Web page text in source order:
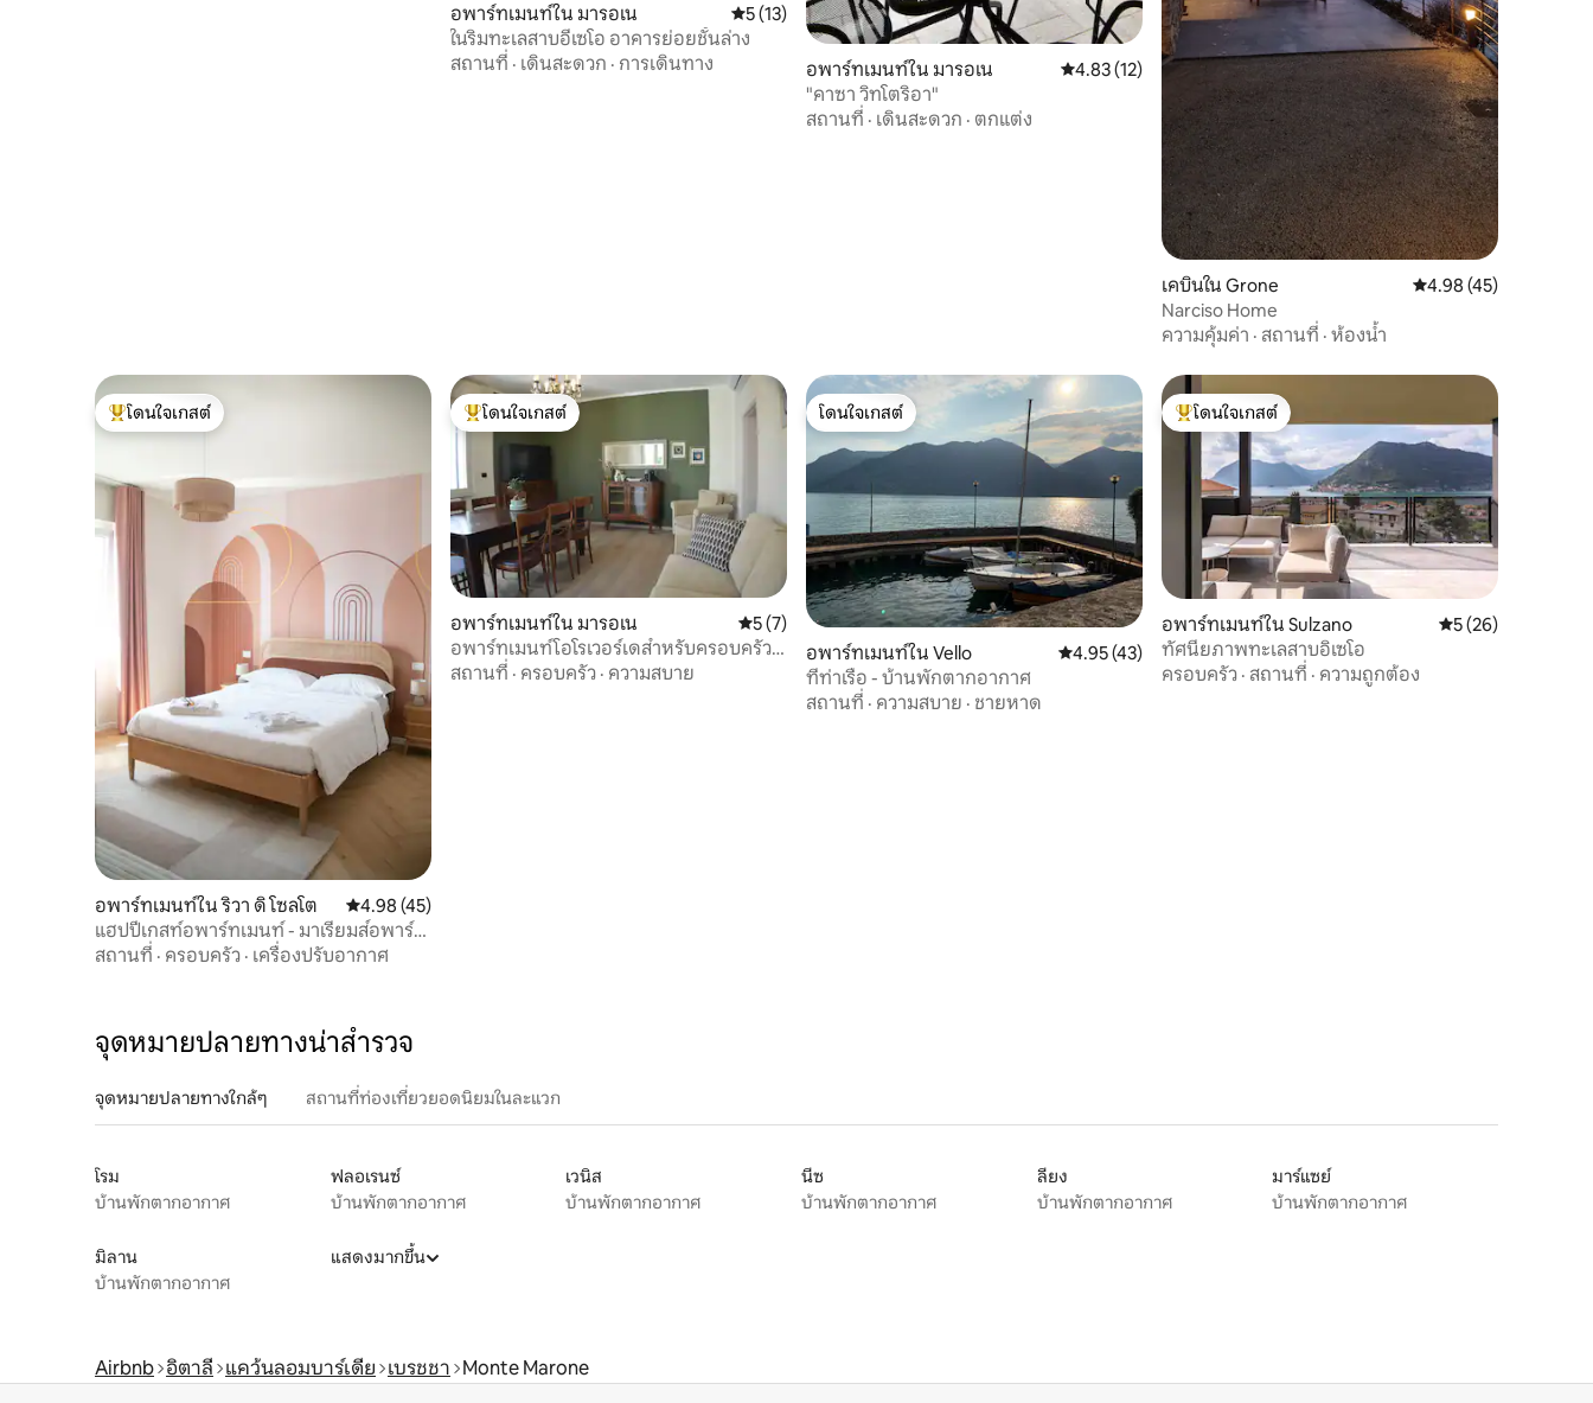
อพาร์ทเมนท์ใน มารอเน คะแนนเฉลี่ย 5 จาก 5, 13 รีวิว
5 (13)
ในริมทะเลสาบอีเซโอ อาคารย่อยชั้นล่าง
สถานที่ · เดินสะดวก · การเดินทาง อพาร์ทเมนท์ใน มารอเน คะแนนเฉลี่ย 4.83 จาก 5, 12 รีวิว
4.83 (12)
"คาซา วิทโตริอา"
สถานที่ · เดินสะดวก · ตกแต่ง
เคบินใน Grone คะแนนเฉลี่ย 4.98 จาก
4.98 (45)
Narciso Home
ความคุ้มค่า · สถานที่ · ห้องน้ำ
โดนใจเกสต์ที่สุด
โดนใจเกสต์
อพาร์ทเมนท์ใน ริวา ดิ โซลโต คะแนนเฉลี่ย 4.98 จาก 5, 45 รีวิว
4.98 (45)
แฮปปี้เกสท์อพาร์ทเมนท์ - มาเรียมส์อพาร์ท
เมนท์
สถานที่ · ครอบครัว · เครื่องปรับอากาศ
โดนใจเกสต์ที่สุด
โดนใจเกสต์
อพาร์ทเมนท์ใน มารอเน คะแนนเฉลี่ย 5 จาก 5, 7 รีวิว
5 (7)
อพาร์ทเมนท์โอโรเวอร์เดสำหรับครอบครัว
ห่างจากทะเลสาบ 50 เมตร
สถานที่ · ครอบครัว · ความสบาย
โดนใจเกสต์
โดนใจเกสต์
อพาร์ทเมนท์ใน Vello คะแนนเฉลี่ย 4.95 จาก 5, 43 รีวิว
4.95 (43)
ที่ท่าเรือ - บ้านพักตากอากาศ
สถานที่ · ความสบาย · ชายหาด
โดนใจเกสต์ที่สุด
โดนใจเกสต์
อพาร์ทเมนท์ใน Sulzano คะแนนเฉลี่ย 5 จาก
5 (26)
ทัศนียภาพทะเลสาบอิเซโอ
ครอบครัว · สถานที่ · ความถูกต้อง
จุดหมายปลายทางน่าสำรวจ
จุดหมายปลายทางใกล้ๆ สถานที่ท่องเที่ยวยอดนิยมในละแวก
โรม
บ้านพักตากอากาศ
ฟลอเรนซ์
บ้านพักตากอากาศ
เวนิส
บ้านพักตากอากาศ
นีซ
บ้านพักตากอากาศ
ลียง
บ้านพักตากอากาศ
มาร์แซย์
บ้านพักตากอากาศ
มิลาน
บ้านพักตากอากาศ
แสดงมากขึ้น
Airbnb อิตาลี แคว้นลอมบาร์เดีย เบรชชา Monte Marone